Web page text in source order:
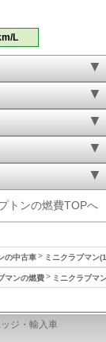
L
トンの燃費TOPへ
の中古車 ミニクラブマン
マンの燃費 ミニクラブマ
ジ・輸入車